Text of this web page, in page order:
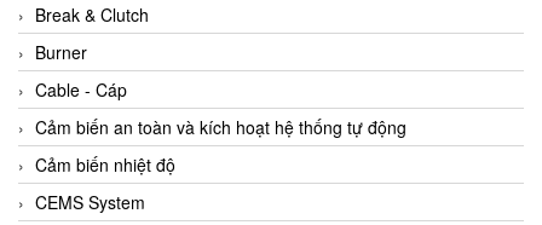
Break & Clutch
Burner
Cable - Cáp
Cảm biến an toàn và kích hoạt hệ thống tự động
Cảm biến nhiệt độ
CEMS System